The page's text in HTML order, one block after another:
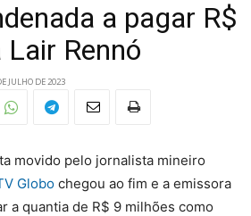
a pagar R$
Rennó
JULHO DE 2023
movido pelo jornalista mineiro
Globo chegou ao fim e a emissora
a quantia de R$ 9 milhões como